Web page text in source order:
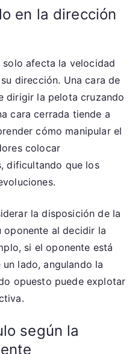
en la dirección
solo afecta la velocidad
dirección. Una cara de
dirigir la pelota cruzando
cara cerrada tiende a
cómo manipular el
colocar
dificultando que los
la disposición de la
oponente al decidir la
si el oponente está
lado, angulando la
opuesto puede explotar
según la